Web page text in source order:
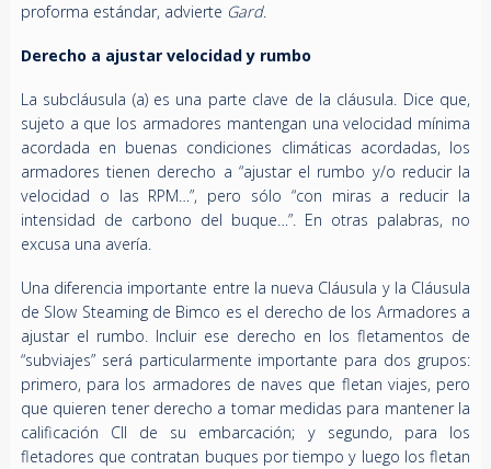
proforma estándar, advierte Gard.
Derecho a ajustar velocidad y rumbo
La subcláusula (a) es una parte clave de la cláusula. Dice que,
sujeto a que los armadores mantengan una velocidad mínima
acordada en buenas condiciones climáticas acordadas, los
armadores tienen derecho a “ajustar el rumbo y/o reducir la
velocidad o las RPM…”, pero sólo “con miras a reducir la
intensidad de carbono del buque…”. En otras palabras, no
excusa una avería.
Una diferencia importante entre la nueva Cláusula y la Cláusula
de Slow Steaming de Bimco es el derecho de los Armadores a
ajustar el rumbo. Incluir ese derecho en los fletamentos de
“subviajes” será particularmente importante para dos grupos:
primero, para los armadores de naves que fletan viajes, pero
que quieren tener derecho a tomar medidas para mantener la
calificación CII de su embarcación; y segundo, para los
fletadores que contratan buques por tiempo y luego los fletan